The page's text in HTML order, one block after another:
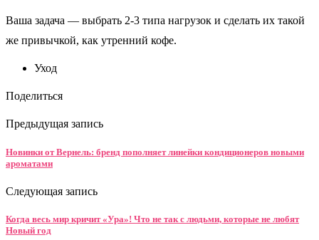
Ваша задача — выбрать 2-3 типа нагрузок и сделать их такой
же привычкой, как утренний кофе.
Уход
Поделиться
Предыдущая запись
Новинки от Вернель: бренд пополняет линейки кондиционеров новыми
ароматами
Следующая запись
Когда весь мир кричит «Ура»! Что не так с людьми, которые не любят
Новый год